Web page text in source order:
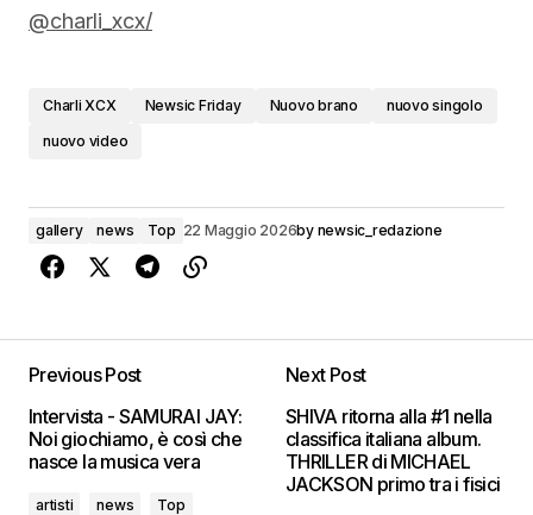
@charli_xcx/
Charli XCX Newsic Friday Nuovo brano
nuovo singolo
nuovo video
gallery news Top 22 Maggio 2026by newsic_redazione
Previous Post
Intervista - SAMURAI JAY:
Noi giochiamo, è così che
nasce la musica vera
artisti news
Top
Next Post
SHIVA ritorna alla #1 nella
classifica italiana album.
THRILLER di MICHAEL
JACKSON primo tra i fisici